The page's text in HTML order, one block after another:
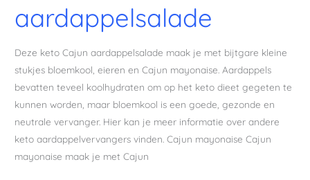
aardappelsalade
Deze keto Cajun aardappelsalade maak je met bijtgare kleine
stukjes bloemkool, eieren en Cajun mayonaise. Aardappels
bevatten teveel koolhydraten om op het keto dieet gegeten te
kunnen worden, maar bloemkool is een goede, gezonde en
neutrale vervanger. Hier kan je meer informatie over andere
keto aardappelvervangers vinden. Cajun mayonaise Cajun
mayonaise maak je met Cajun